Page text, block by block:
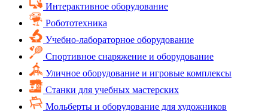
Интерактивное оборудование
Робототехника
Учебно-лабораторное оборудование
Спортивное снаряжение и оборудование
Уличное оборудование и игровые комплексы
Cтанки для учебных мастерских
Мольберты и оборудование для художников